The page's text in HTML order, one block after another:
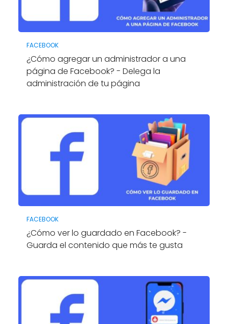
FACEBOOK
¿Cómo agregar un administrador a una
página de Facebook? - Delega la
administración de tu página
FACEBOOK
¿Cómo ver lo guardado en Facebook? -
Guarda el contenido que más te gusta